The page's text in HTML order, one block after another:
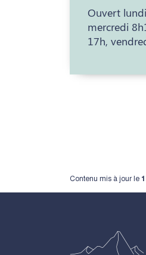
Ouvert
mercredi
17h,
Contenu mis à jour le